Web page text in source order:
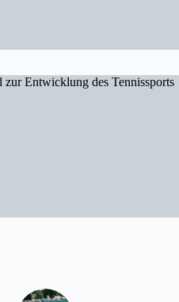
Entwicklung des Tennissports